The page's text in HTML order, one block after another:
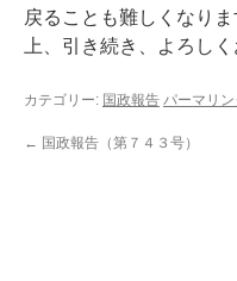
戻ることも難しくなり
上、引き続き、よろし
カテゴリー: 国政報告 パーマリン
← 国政報告（第７４３号）